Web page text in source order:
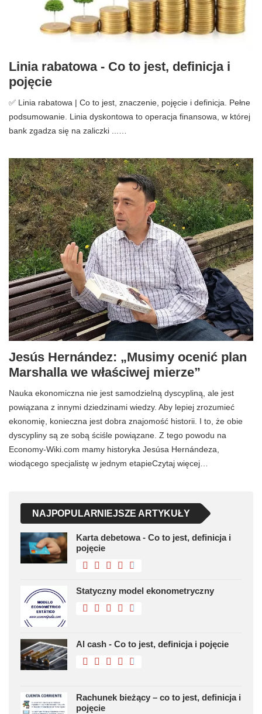
Linia rabatowa - Co to jest, definicja i
pojęcie
✅ Linia rabatowa | Co to jest, znaczenie, pojęcie i definicja. Pełne
podsumowanie. Linia dyskontowa to operacja finansowa, w której
bank zgadza się na zaliczki ...…
Jesús Hernández: „Musimy ocenić plan
Marshalla we właściwej mierze”
Nauka ekonomiczna nie jest samodzielną dyscypliną, ale jest
powiązana z innymi dziedzinami wiedzy. Aby lepiej zrozumieć
ekonomię, konieczna jest dobra znajomość historii. I to, że obie
dyscypliny są ze sobą ściśle powiązane. Z tego powodu na
Economy-Wiki.com mamy historyka Jesúsa Hernándeza,
wiodącego specjalistę w jednym etapieCzytaj więcej…
NAJPOPULARNIEJSZE ARTYKUŁY
Karta debetowa - Co to jest, definicja i
pojęcie
Statyczny model ekonometryczny
Al cash - Co to jest, definicja i pojęcie
Rachunek bieżący – co to jest, definicja i
pojęcie